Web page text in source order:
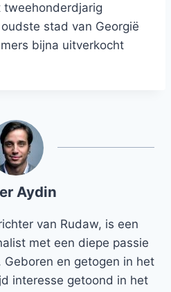
tweehonderdjarig
stad van Georgië
bijna uitverkocht
Aydin
van Rudaw, is een
met een diepe passie
Geboren en getogen in het
interesse getoond in het